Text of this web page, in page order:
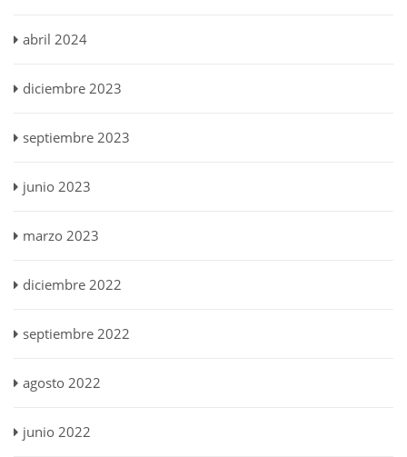
abril 2024
diciembre 2023
septiembre 2023
junio 2023
marzo 2023
diciembre 2022
septiembre 2022
agosto 2022
junio 2022